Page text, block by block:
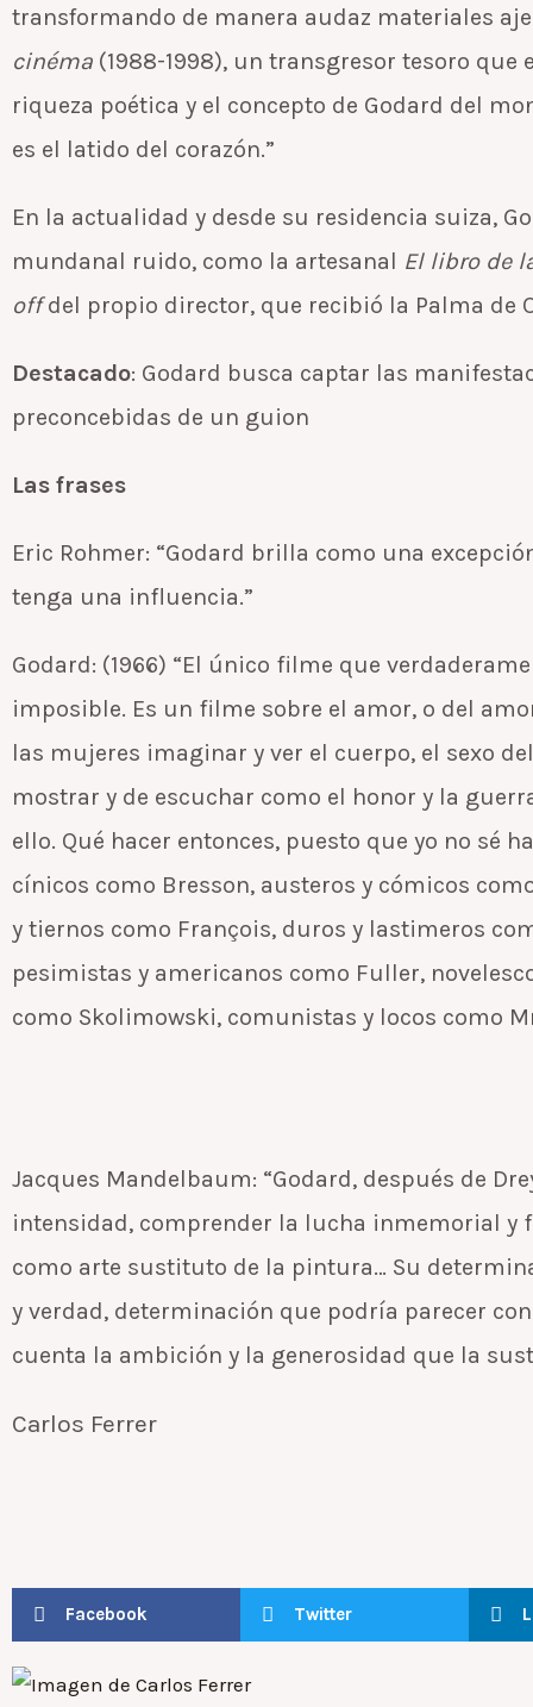
transformando de manera audaz materiales
cinéma (1988-1998), un transgresor tesoro
riqueza poética y el concepto de Godard del
es el latido del corazón.”
En la actualidad y desde su residencia suiza,
mundanal ruido, como la artesanal El libro de
offdel propio director, que recibió la Palma de
Destacado: Godard busca captar las
preconcebidas de un guion
Las frases
Eric Rohmer: “Godard brilla como una
tenga una influencia.”
Godard: (1966) “El único filme que
imposible. Es un filme sobre el amor, o del
las mujeres imaginar y ver el cuerpo, el sexo
mostrar y de escuchar como el honor y la
ello. Qué hacer entonces, puesto que yo no sé
cínicos como Bresson, austeros y cómicos
y tiernos como François, duros y lastimeros
pesimistas y americanos como Fuller,
como Skolimowski, comunistas y locos como
Jacques Mandelbaum: “Godard, después de
intensidad, comprender la lucha inmemorial y
como arte sustituto de la pintura… Su
y verdad, determinación que podría parecer
cuenta la ambición y la generosidad que la
Carlos Ferrer
Facebook Twitter